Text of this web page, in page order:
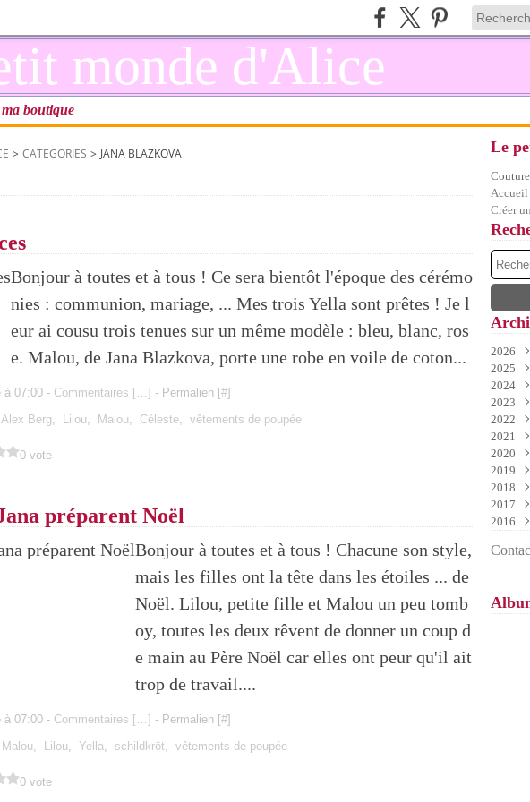
ma boutique
> CATEGORIES > JANA BLAZKOVA
Bonjour à toutes et à tous ! Ce sera bientôt l'époque des cérémo
nies : communion, mariage, ... Mes trois Yella sont prêtes ! Je l
eur ai cousu trois tenues sur un même modèle : bleu, blanc, ros
e. Malou, de Jana Blazkova, porte une robe en voile de coton...
à 07:00 - Commentaires [ …] - Permalien [#]
Alex Berg, Lilou, Malou, Céleste, vêtements de poupée
0 vote
préparent Noël
Bonjour à toutes et à tous ! Chacune son style,
mais les filles ont la tête dans les étoiles ... de
Noël. Lilou, petite fille et Malou un peu tomb
oy, toutes les deux rêvent de donner un coup d
e main au Père Noël car elles ont peur qu'il ait
trop de travail....
à 07:00 - Commentaires [ …] - Permalien [#]
Malou, Lilou, Yella, schildkröt, vêtements de poupée
0 vote
Le
Accueil
Créer
2026
Juin
Mai
Avril
Mars
2025
Août
Juin
Mai
Avril
2024
Août
Juin
Mai
2023
Août
Juin
2022
Août
Mai
2021
Août
Juin
2020
2019
Mai
2018
Juin
2017
2016